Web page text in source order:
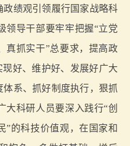
绩观引领履行国家战略科
领导干部要牢牢把握“立党
真抓实干”总要求，提高政
好、维护好、发展好广大
系、抓好制度执行，狠抓
大科研人员要深入践行“创
”的科技价值观，在国家和